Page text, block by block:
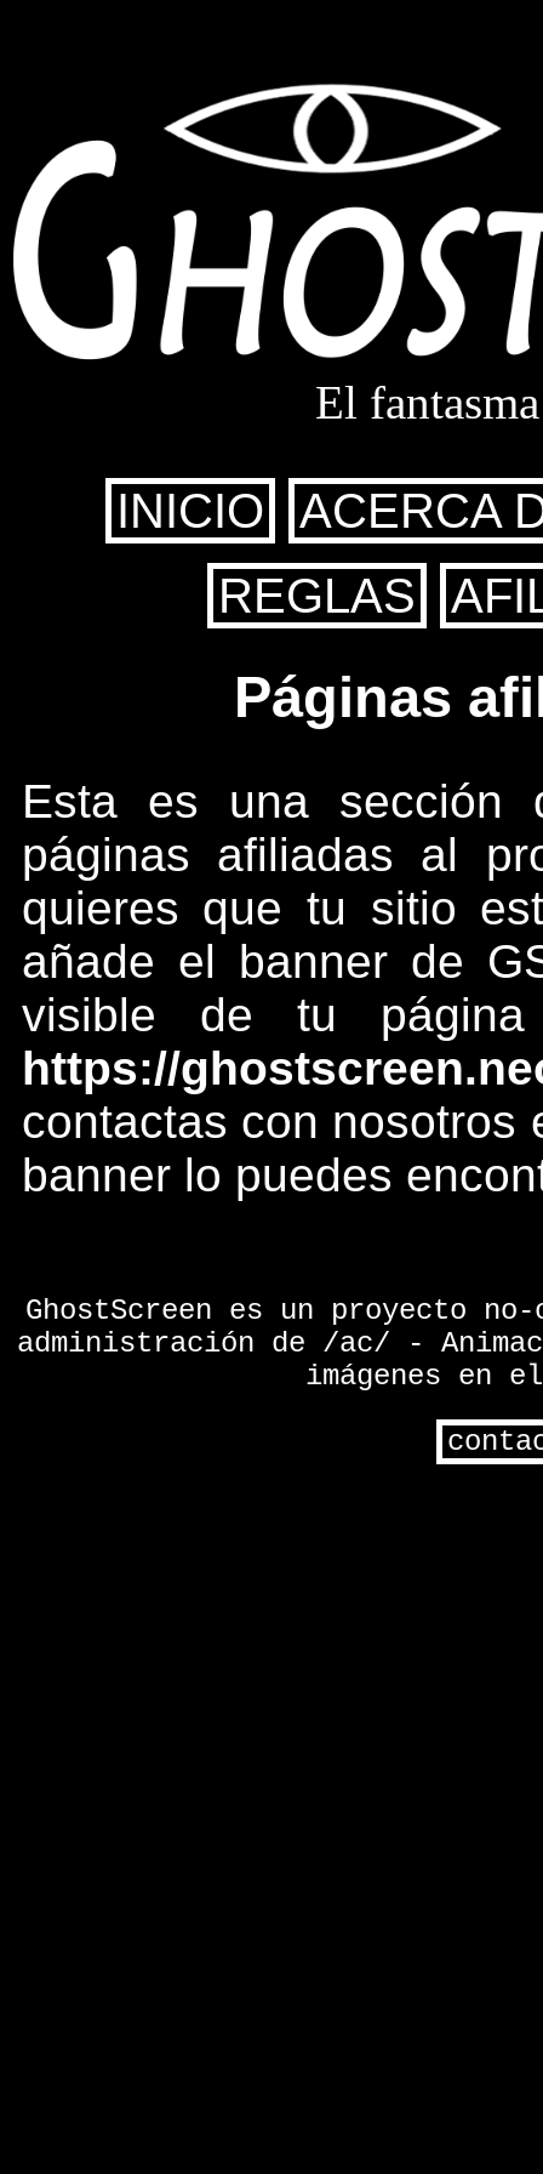
El
INICIO
ACERCA
REGLAS
Páginas
Esta es una sección
páginas afiliadas al
quieres que tu sitio
añade el banner de
visible de tu
https://
contactas con
banner lo puedes
GhostScreen es un proyecto
administración de /ac/ -
imágenes en